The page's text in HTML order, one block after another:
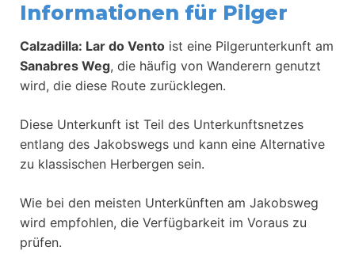
Informationen für Pilger
Calzadilla: Lar do Vento ist eine Pilgerunterkunft am
Sanabres Weg, die häufig von Wanderern genutzt
wird, die diese Route zurücklegen.
Diese Unterkunft ist Teil des Unterkunftsnetzes
entlang des Jakobswegs und kann eine Alternative
zu klassischen Herbergen sein.
Wie bei den meisten Unterkünften am Jakobsweg
wird empfohlen, die Verfügbarkeit im Voraus zu
prüfen.